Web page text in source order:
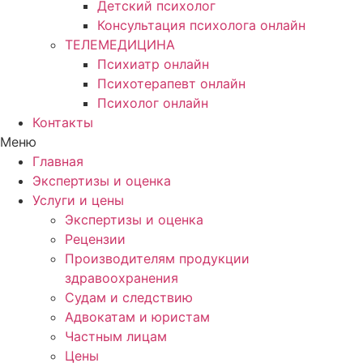
Детский психолог
Консультация психолога онлайн
ТЕЛЕМЕДИЦИНА
Психиатр онлайн
Психотерапевт онлайн
Психолог онлайн
Контакты
Меню
Главная
Экспертизы и оценка
Услуги и цены
Экспертизы и оценка
Рецензии
Производителям продукции
здравоохранения
Судам и следствию
Адвокатам и юристам
Частным лицам
Цены